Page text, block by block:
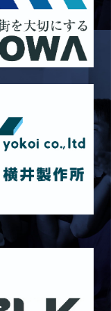
表
ー表
大学
表
ンバー表